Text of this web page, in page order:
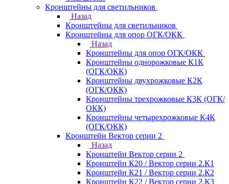
Кронштейны для светильников
Назад
Кронштейны для светильников
Кронштейны для опор ОГК/ОКК
Назад
Кронштейны для опор ОГК/ОКК
Кронштейны однорожковые К1К
(ОГК/ОКК)
Кронштейны двухрожковые К2К
(ОГК/ОКК)
Кронштейны трехрожковые К3К (ОГК/
ОКК)
Кронштейны четырехрожковые К4К
(ОГК/ОКК)
Кронштейн Вектор серии 2
Назад
Кронштейн Вектор серии 2
Кронштейн К20 / Вектор серии 2.К1
Кронштейн К21 / Вектор серии 2.К2
Кронштейн К22 / Вектор серии 2.К3